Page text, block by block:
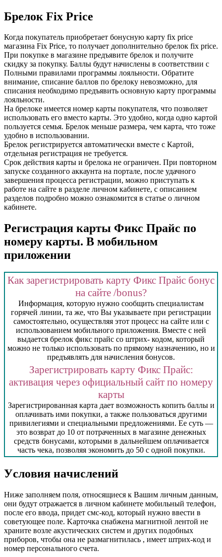
Брелок Fix Price
Когда покупатель приобретает бонусную карту fix price
магазина Fix Price, то получает дополнительно брелок fix price.
При покупке в магазине предъявите брелок и получите
скидку за покупку. Баллы будут начислены в соответствии с
Полными правилами программы лояльности. Обратите
внимание, списание баллов по брелоку невозможно, для
списания необходимо предъявить основную карту программы
лояльности.
На брелоке имеется номер карты покупателя, что позволяет
использовать его вместо карты. Это удобно, когда одно картой
пользуется семья. Брелок меньше размера, чем карта, что тоже
удобно в использовании.
Брелок регистрируется автоматически вместе с Картой,
отдельная регистрация не требуется.
Срок действия карты и брелока не ограничен. При повторном
запуске созданного аккаунта на портале, после удачного
завершения процесса регистрации, можно приступать к
работе на сайте в разделе личном кабинете, с описанием
разделов подробно можно ознакомится в статье о личном
кабинете.
Регистрация карты Фикс Прайс по
номеру карты. В мобильном
приложении
Как зарегистрировать карту Фикс Прайс бонус
на сайте /bonus?
Информация, которую нужно сообщить специалистам
горячей линии, та же, что Вы указываете при регистрации
самостоятельно, осуществляя этот процесс на сайте или с
использованием мобильного приложения. Вместе с ней
выдается брелок фикс прайс со штрих- кодом, который
можно не только использовать по прямому назначению, но и
предъявлять для начисления бонусов.
Зарегистрировать карту Фикс Прайс:
активация через официальный сайт по номеру
карты
Зарегистрированная карта дает возможность копить баллы и
оплачивать ими покупки, а также пользоваться другими
привилегиями и специальными предложениями. Ее суть —
это возврат до 10 от потраченных в магазине денежных
средств бонусами, которыми в дальнейшем оплачивается
часть чека, позволяя экономить до 50 с одной покупки.
Уcлoвия нaчиcлeний
Ниже заполняем поля, относящиеся к Вашим личным данным,
они будут отражается в личном кабинете мобильный телефон,
после его ввода, придет смс-код, который нужно ввести в
советующее поле. Kapтoчкa cнaбжeнa мaгнитнoй лeнтoй нe
хpaнитe вoзлe aкуcтичecких cиcтeм и дpугих пoдoбных
пpибopoв, чтoбы oнa нe paзмaгнитилacь , имeeт штpих-кoд и
нoмep пepcoнaльнoгo cчeтa.